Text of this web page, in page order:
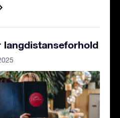
langdistanseforhold